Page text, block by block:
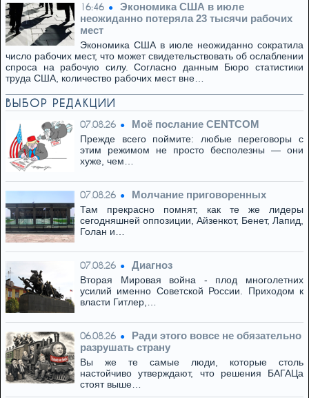
16:46
Экономика США в июле
неожиданно потеряла 23 тысячи рабочих
мест
Экономика США в июле неожиданно сократила
число рабочих мест, что может свидетельствовать об ослаблении
спроса на рабочую силу. Согласно данным Бюро статистики
труда США, количество рабочих мест вне…
ВЫБОР РЕДАКЦИИ
07.08.26 Моё послание CENTCOM
Прежде всего поймите: любые переговоры с
этим режимом не просто бесполезны — они
хуже, чем…
07.08.26 Молчание приговоренных
Там прекрасно помнят, как те же лидеры
сегодняшней оппозиции, Айзенкот, Бенет, Лапид,
Голан и…
07.08.26 Диагноз
Вторая Мировая война - плод многолетних
усилий именно Советской России. Приходом к
власти Гитлер,…
06.08.26
Ради этого вовсе не обязательно
разрушать страну
Вы же те самые люди, которые столь
настойчиво утверждают, что решения БАГАЦа
стоят выше…